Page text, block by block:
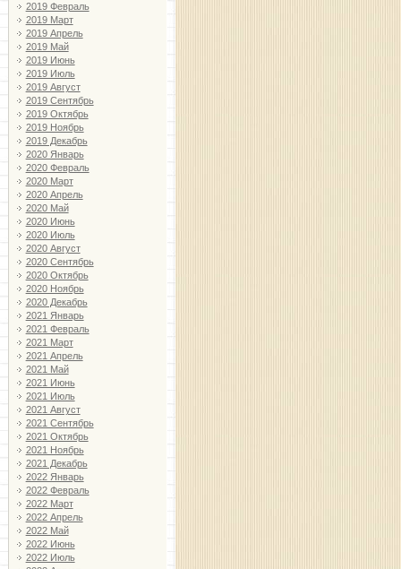
2019 Февраль
2019 Март
2019 Апрель
2019 Май
2019 Июнь
2019 Июль
2019 Август
2019 Сентябрь
2019 Октябрь
2019 Ноябрь
2019 Декабрь
2020 Январь
2020 Февраль
2020 Март
2020 Апрель
2020 Май
2020 Июнь
2020 Июль
2020 Август
2020 Сентябрь
2020 Октябрь
2020 Ноябрь
2020 Декабрь
2021 Январь
2021 Февраль
2021 Март
2021 Апрель
2021 Май
2021 Июнь
2021 Июль
2021 Август
2021 Сентябрь
2021 Октябрь
2021 Ноябрь
2021 Декабрь
2022 Январь
2022 Февраль
2022 Март
2022 Апрель
2022 Май
2022 Июнь
2022 Июль